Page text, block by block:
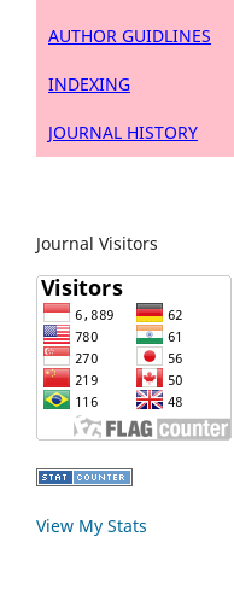
AUTHOR GUIDLINES
INDEXING
JOURNAL HISTORY
Journal Visitors
View My Stats